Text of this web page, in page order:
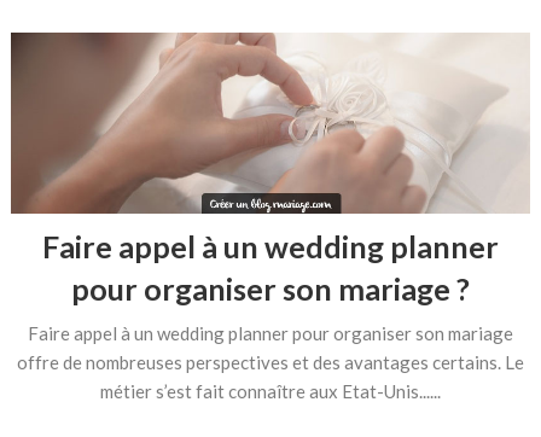
Faire appel à un wedding planner
pour organiser son mariage ?
Faire appel à un wedding planner pour organiser son mariage
offre de nombreuses perspectives et des avantages certains. Le
métier s’est fait connaître aux Etat-Unis......